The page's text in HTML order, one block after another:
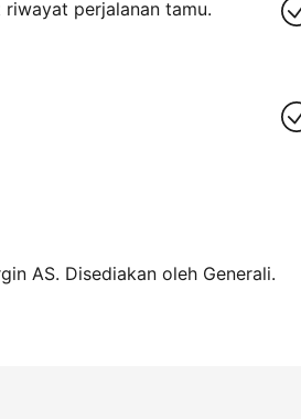
riwayat perjalanan tamu.
AS. Disediakan oleh Generali.